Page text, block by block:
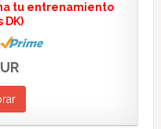
tu entrenamiento
DK)